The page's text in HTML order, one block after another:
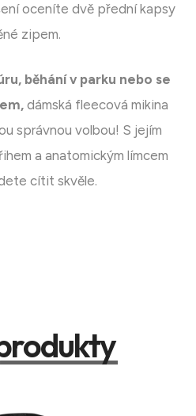
oceníte dvě přední kapsy
zipem.
běhání v parku nebo se
dámská fleecová mikina
správnou volbou! S jejím
a anatomickým límcem
cítit skvěle.